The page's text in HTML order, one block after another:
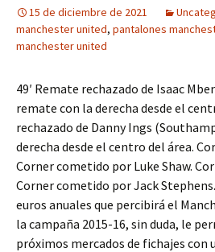
15 de diciembre de 2021
manchester united, pantalones
manchester united
49′ Remate rechazado de Isaac
remate con la derecha desde el
rechazado de Danny Ings
derecha desde el centro del área.
Corner cometido por Luke Shaw.
Corner cometido por Jack
euros anuales que percibirá el
la campaña 2015-16, sin duda, le
próximos mercados de fichajes con